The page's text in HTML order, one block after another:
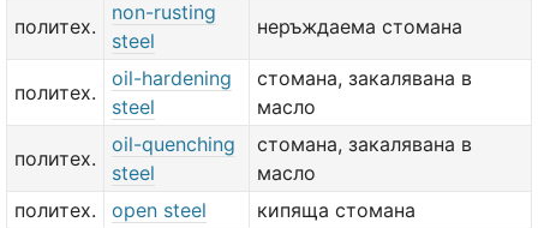
политех.
non-rusting
steel
неръждаема стомана
политех.
oil-hardening
steel
стомана, закалявана в
масло
политех.
oil-quenching
steel
стомана, закалявана в
масло
политех.
open steel кипяща стомана